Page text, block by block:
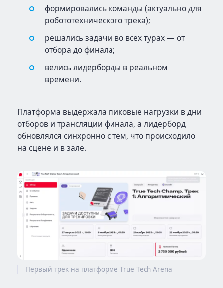
формировались команды (актуально для
робототехнического трека);
решались задачи во всех турах — от
отбора до финала;
велись лидерборды в реальном
времени.
Платформа выдержала пиковые нагрузки в дни
отборов и трансляции финала, а лидерборд
обновлялся синхронно с тем, что происходило
на сцене и в зале.
Первый трек на платформе True Tech Arena